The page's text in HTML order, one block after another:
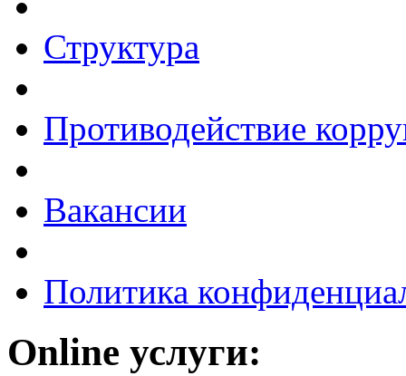
Структура
Противодействие
Вакансии
Политика
Online услуги: